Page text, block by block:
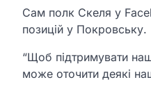
Сам полк Скеля у
позицій у Покровську.
“Щоб підтримувати
може оточити деякі